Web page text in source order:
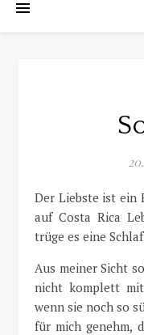
Der Liebste ist ein Freund des Faultiers, speziell des
auf Costa Rica
trüge es eine
Aus meiner Sicht
nicht komplett
wenn sie noch so
für mich genehm,